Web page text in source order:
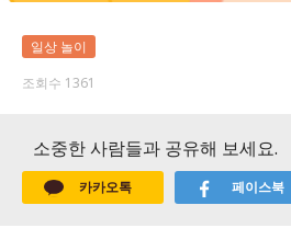
일상 놀이
조회수 1361
소중한 사람들과 공유해 보세요.
카카오톡 페이스북